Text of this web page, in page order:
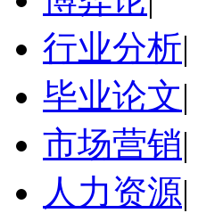
行业分析|
毕业论文|
市场营销|
人力资源|